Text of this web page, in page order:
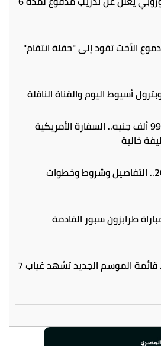
الأخت تقود إلى "حفلة انتقام"
أسيوط اليوم والقناة الناقلة
براتب سنوي يصل لـ996 ألف جنيه.. السفارة الأمريكية
خالية
وظائف بنك مصر 2026.. التفاصيل وشروط وخطوات
طرابزون سبور القادمة
مفاجآت في الزمالك.. قائمة الموسم الجديد تشهد غياب 7